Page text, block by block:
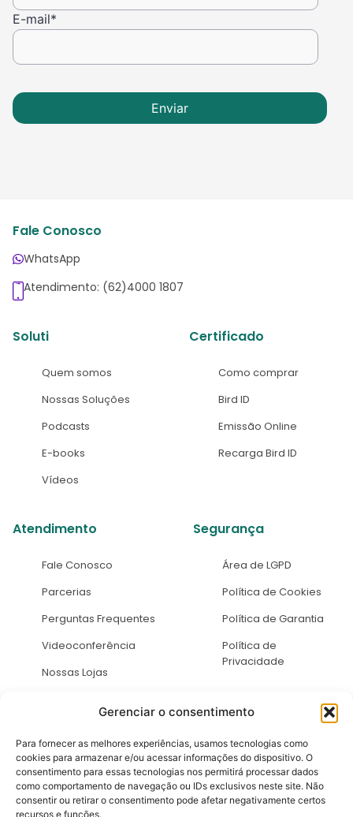
Gerenciar o consentimento
Para fornecer as melhores experiências, usamos tecnologias como
cookies para armazenar e/ou acessar informações do dispositivo. O
consentimento para essas tecnologias nos permitirá processar dados
como comportamento de navegação ou IDs exclusivos neste site. Não
consentir ou retirar o consentimento pode afetar negativamente certos
recursos e funções.
E-mail*
Fale Conosco
WhatsApp
Atendimento: (62)4000 1807
Soluti
Quem somos
Nossas Soluções
Podcasts
E-books
Vídeos
Certificado
Como comprar
Bird ID
Emissão Online
Recarga Bird ID
Atendimento
Fale Conosco
Parcerias
Perguntas Frequentes
Videoconferência
Nossas Lojas
Segurança
Área de LGPD
Política de Cookies
Política de Garantia
Política de
Privacidade
Termos de uso | Política de privacidade